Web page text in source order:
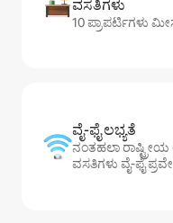
ವಸತಿಗಳು
10 ಪ್ರಾಪರ್ಟಿಗಳು
ವೈ-ಫೈ ಲಭ್ಯತೆ
ನಂತಹಲಾ
ವಸತಿಗಳು ವೈ-ಫೈ